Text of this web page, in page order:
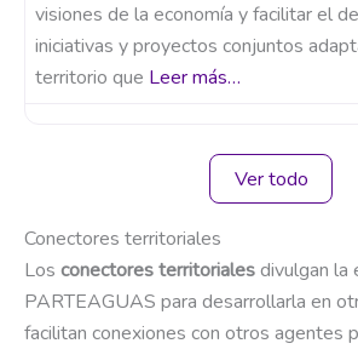
visiones de la economía y facilitar el
iniciativas y proyectos conjuntos
territorio que Leer más…
Ver todo
Conectores territoriales
Los conectores territorialesdivulgan la
PARTEAGUAS para desarrollarla en
facilitan conexiones con otros agentes